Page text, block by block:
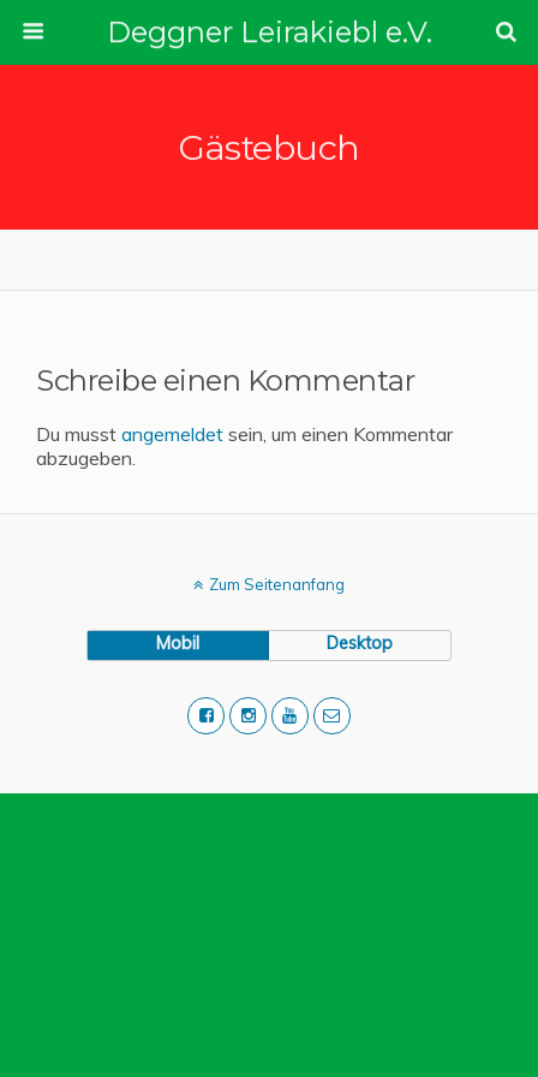
Deggner Leirakiebl e.V.
Gästebuch
Schreibe einen Kommentar
Du musst angemeldet sein, um einen Kommentar
abzugeben.
Zum Seitenanfang
Mobil Desktop